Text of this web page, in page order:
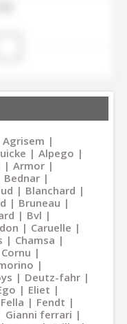
Agrisem
Alpego
Armor
Bednar
Blanchard
Bruneau
Bvl
Caruelle
Chamsa
Cornu
Deutz-fahr
Eliet
Fella
Fendt
Gianni ferrari